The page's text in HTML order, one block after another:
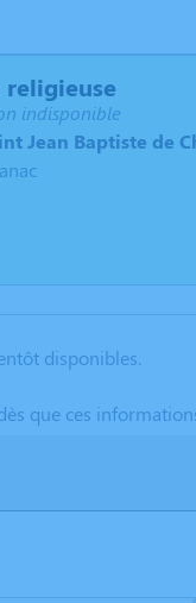
religieuse
indisponible
Jean Baptiste de
disponibles.
que ces